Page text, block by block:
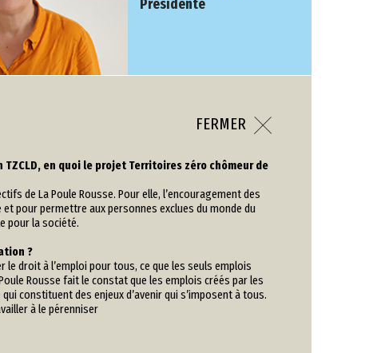
Présidente
FERMER
en quoi le projet Territoires zéro chômeur de
de La Poule Rousse. Pour elle, l’encouragement des
pour permettre aux personnes exclues du monde du
pour la société.
?
droit à l’emploi pour tous, ce que les seuls emplois
Rousse fait le constat que les emplois créés par les
constituent des enjeux d’avenir qui s’imposent à tous.
à le pérenniser